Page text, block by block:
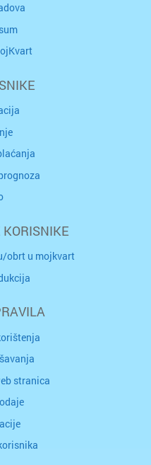
obrt u mojkvart
stranica